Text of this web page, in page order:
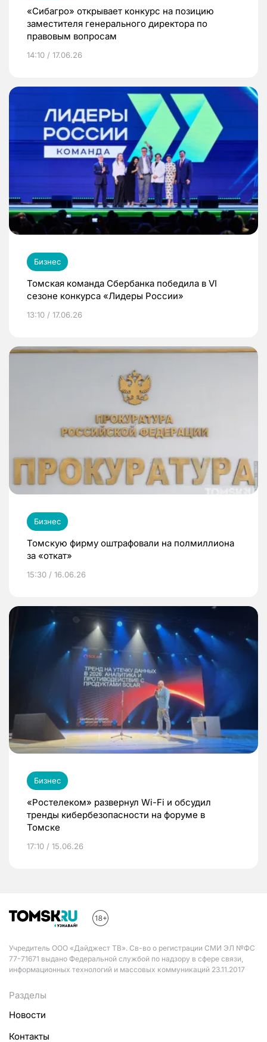
«Сибагро» открывает конкурс на позицию
заместителя генерального директора по
правовым вопросам
14:10 / 17.06.26
Бизнес
Томская команда Сбербанка победила в VI
сезоне конкурса «Лидеры России»
13:10 / 17.06.26
Бизнес
Томскую фирму оштрафовали на полмиллиона
за «откат»
15:30 / 16.06.26
Бизнес
«Ростелеком» развернул Wi-Fi и обсудил
тренды кибербезопасности на форуме в
Томске
17:10 / 15.06.26
Учредитель ООО «Дайджест ТВ». Св-во о регистрации СМИ ЭЛ №ФС
77-71671 выдано Федеральной службой по надзору в сфере связи,
информационных технологий и массовых коммуникаций 23.11.2017
Разделы
Новости
Контакты